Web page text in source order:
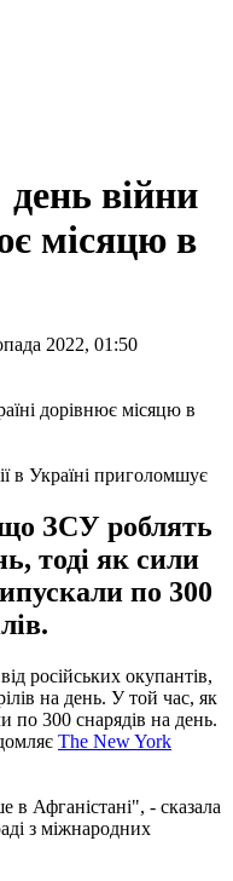
день війни
місяцю в
2022, 01:50
в Україні приголомшує
ЗСУ роблять
тоді як сили
по 300
російських окупантів,
на день. У той час, як
300 снарядів на день.
The New York
в Афганістані", - сказала
з міжнародних